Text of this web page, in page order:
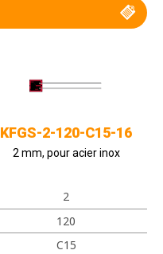
KFGS-2-120-C15-16
2 mm, pour acier inox
2
120
C15